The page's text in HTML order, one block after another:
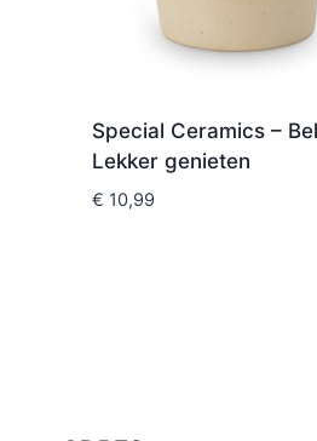
Special Ceramics –
Lekker genieten
€ 10,99